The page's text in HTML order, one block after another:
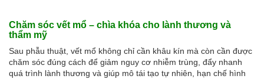
Chăm sóc vết mổ – chìa khóa cho lành thương và
thẩm mỹ
Sau phẫu thuật, vết mổ không chỉ cần khâu kín mà còn cần được
chăm sóc đúng cách để giảm nguy cơ nhiễm trùng, đẩy nhanh
quá trình lành thương và giúp mô tái tạo tự nhiên, hạn chế hình